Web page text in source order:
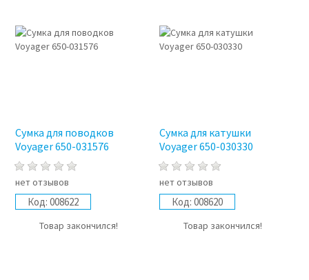
Сумка для поводков
Voyager 650-031576
нет отзывов
Код: 008622
Товар закончился!
Сумка для катушки
Voyager 650-030330
нет отзывов
Код: 008620
Товар закончился!